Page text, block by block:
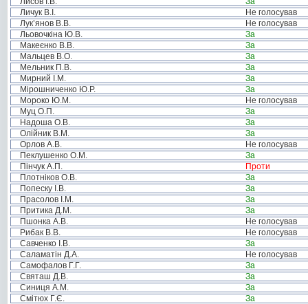
Личук В.І.
Не голосував
Лук’янов В.В.
Не голосував
Льовочкіна Ю.В.
За
Макеєнко В.В.
За
Мальцев В.О.
За
Мельник П.В.
За
Мирний І.М.
За
Мірошниченко Ю.Р.
За
Мороко Ю.М.
Не голосував
Муц О.П.
За
Надоша О.В.
За
Олійник В.М.
За
Орлов А.В.
Не голосував
Пеклушенко О.М.
За
Пінчук А.П.
Проти
Плотніков О.В.
За
Попеску І.В.
За
Прасолов І.М.
За
Притика Д.М.
За
Пшонка А.В.
Не голосував
Рибак В.В.
Не голосував
Савченко І.В.
За
Саламатін Д.А.
Не голосував
Самофалов Г.Г.
За
Святаш Д.В.
За
Синиця А.М.
За
Смітюх Г.Є.
За